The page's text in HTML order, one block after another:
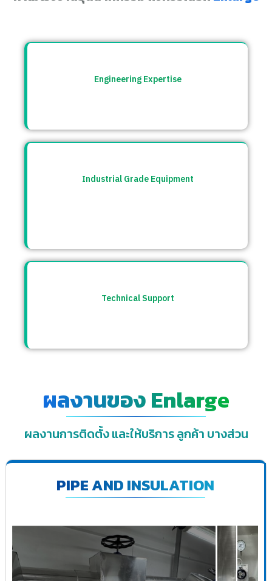
Engineering Expertise
Industrial Grade Equipment
Technical Support
ผลงานของ Enlarge
ผลงานการติดตั้ง และให้บริการ ลูกค้า บางส่วน
PIPE AND INSULATION